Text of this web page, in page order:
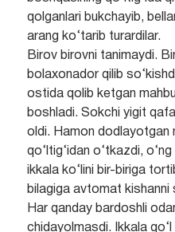
qolganlari bukchayib,
arang ko‘tarib turardilar.
Birov birovni tanimaydi.
bolaxonador qilib
ostida qolib ketgan
boshladi. Sokchi yigit
oldi. Hamon dodlayotgan
qo‘ltig‘idan o‘tkazdi,
ikkala ko‘lini bir-biriga
bilagiga avtomat kishanni
Har qanday bardoshli
chidayolmasdi. Ikkala